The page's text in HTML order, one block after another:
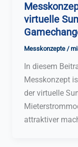
virtuelle
Messkonzepte/
In diesem
Messkonzept
der virtuelle
attraktiver